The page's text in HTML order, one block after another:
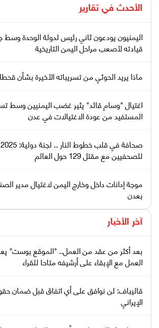
الأحدث في تقارير
اليمنيون يودعون ثاني رئيس لدولة الوحدة
قيادته لأصعب مراحل اليمن التاريخية
ماذا يريد الحوثي من تسريباته الأخيرة بشأن
اغتيال "وسام قائد" يثير غضب اليمنيين وسط
المستفيد من عودة الاغتيالات في عدن
للصحفيين مع مقتل 129 حول العالم
موجة إدانات داخل وخارج اليمن لاغتيال مدير
بعدن
آخر الأخبار
بعد أكثر من عقد من العمل.. "الموقع بوست"
العمل مع الإبقاء على أرشيفه متاحا للقراء
قاليباف: لن نوافق على أي اتفاق قبل ضمان
الإيراني